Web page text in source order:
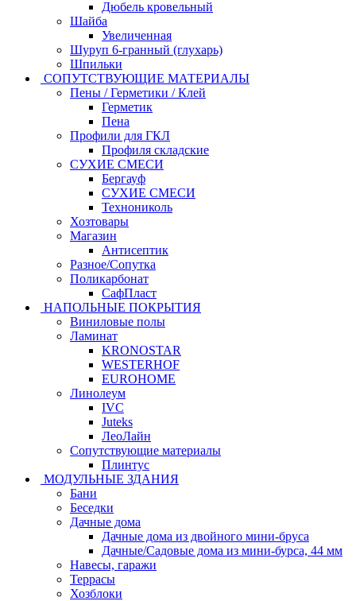
Дюбель кровельный
Шайба
Увеличенная
Шуруп 6-гранный (глухарь)
Шпильки
СОПУТСТВУЮЩИЕ МАТЕРИАЛЫ
Пены / Герметики / Клей
Герметик
Пена
Профили для ГКЛ
Профиля складские
СУХИЕ СМЕСИ
Бергауф
СУХИЕ СМЕСИ
Технониколь
Хозтовары
Магазин
Антисептик
Разное/Сопутка
Поликарбонат
СафПласт
НАПОЛЬНЫЕ ПОКРЫТИЯ
Виниловые полы
Ламинат
KRONOSTAR
WESTERHOF
EUROHOME
Линолеум
IVC
Juteks
ЛеоЛайн
Сопутствующие материалы
Плинтус
МОДУЛЬНЫЕ ЗДАНИЯ
Бани
Беседки
Дачные дома
Дачные дома из двойного мини-бруса
Дачные/Садовые дома из мини-бурса, 44 мм
Навесы, гаражи
Террасы
Хозблоки